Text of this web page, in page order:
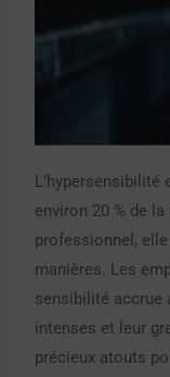
environ 20 % de
professionnel,
manières. Les
sensibilité accrue
intenses et leur
précieux atouts